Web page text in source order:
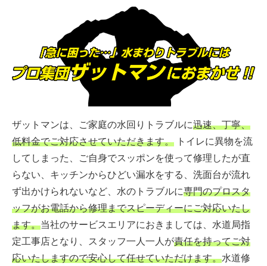
ザットマンは、ご家庭の水回りトラブルに迅速、丁寧、
低料金でご対応させていただきます。 トイレに異物を流
してしまった、ご自身でスッポンを使って修理したが直
らない、キッチンからひどい漏水をする、洗面台が流れ
ず出かけられないなど、水のトラブルに専門のプロスタ
ッフがお電話から修理までスピーディーにご対応いたし
ます。当社のサービスエリアにおきましては、水道局指
定工事店となり、スタッフ一人一人が責任を持ってご対
応いたしますので安心して任せていただけます。水道修